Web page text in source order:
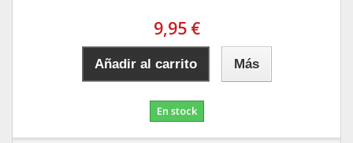
9,95 €
Añadir al carrito Más
En stock